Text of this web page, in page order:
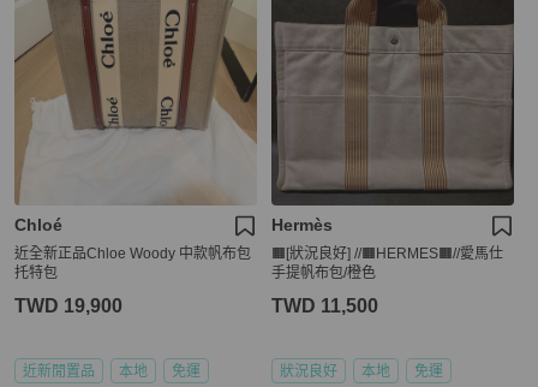
Chloé
近全新正品Chloe Woody 中款帆布包
托特包
TWD 19,900
近新閒置品 本地 免運
Hermès
🟧[狀況良好] //🟧HERMES🟧//愛馬仕
手提帆布包/橙色
TWD 11,500
狀況良好 本地 免運